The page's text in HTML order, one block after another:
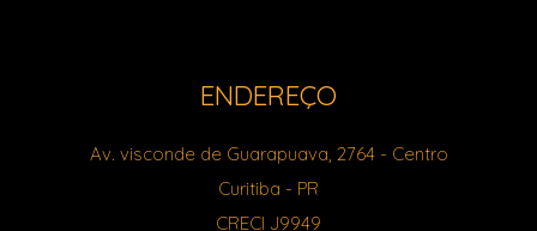
ENDEREÇO
Av. visconde de Guarapuava, 2764- Centro
Curitiba - PR
CRECI J9949